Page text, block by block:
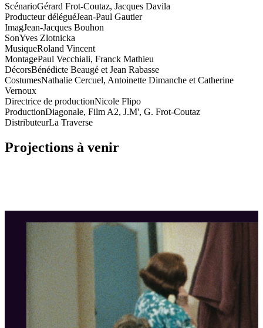
ScénarioGérard Frot-Coutaz, Jacques Davila
Producteur déléguéJean-Paul Gautier
ImagJean-Jacques Bouhon
SonYves Zlotnicka
MusiqueRoland Vincent
MontagePaul Vecchiali, Franck Mathieu
DécorsBénédicte Beaugé et Jean Rabasse
CostumesNathalie Cercuel, Antoinette Dimanche et Catherine
Vernoux
Directrice de productionNicole Flipo
ProductionDiagonale, Film A2, J.M', G. Frot-Coutaz
DistributeurLa Traverse
Projections à venir